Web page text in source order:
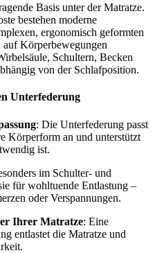
Basis unter der Matratze.
bestehen moderne
ergonomisch geformten
Körperbewegungen
Schultern, Becken
von der Schlafposition.
Unterfederung
: Die Unterfederung passt
Körperform an und unterstützt
ist.
im Schulter- und
für wohltuende Entlastung –
oder Verspannungen.
Ihrer Matratze: Eine
entlastet die Matratze und